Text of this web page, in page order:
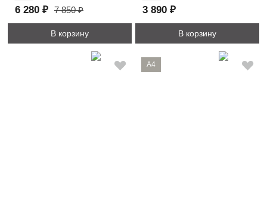
6 280 ₽ 7 850 ₽
В корзину
3 890 ₽
В корзину
A4